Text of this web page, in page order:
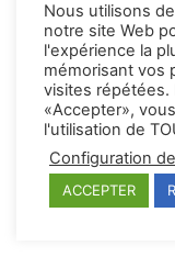
décor à
place principale,
incontournable
où Claire et
promener ici, en
tournage, donne
de la série, tant
Nous utilisons
notre site Web
l'expérience la
mémorisant vos
visites répétées.
«Accepter»,
l'utilisation de
Configuration
ACCEPTER